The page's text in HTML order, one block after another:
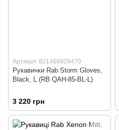
Артикул: 821468929470
Рукавички Rab Storm Gloves,
Black, L (RB QAH-85-BL-L)
3 220 грн